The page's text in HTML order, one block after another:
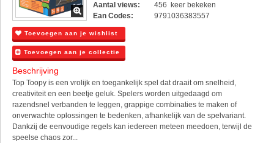
Aantal views:
456 keer bekeken
Ean Codes:
9791036383557
Toevoegen aan je wishlist
Toevoegen aan je collectie
Beschrijving
Top Toopy is een vrolijk en toegankelijk spel dat draait om snelheid,
creativiteit en een beetje geluk. Spelers worden uitgedaagd om
razendsnel verbanden te leggen, grappige combinaties te maken of
onverwachte oplossingen te bedenken, afhankelijk van de spelvariant.
Dankzij de eenvoudige regels kan iedereen meteen meedoen, terwijl de
speelse chaos zor...